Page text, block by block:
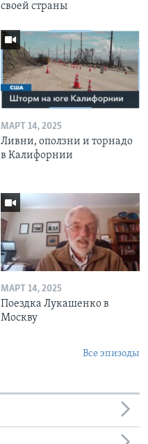
своей страны
МАРТ 14, 2025
Ливни, оползни и торнадо
в Калифорнии
МАРТ 14, 2025
Поездка Лукашенко в
Москву
Все эпизоды